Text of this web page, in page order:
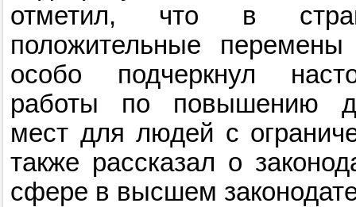
отметил, что в
положительные
особо подчеркнул
работы по повышению
мест для людей с
также рассказал о
сфере в высшем